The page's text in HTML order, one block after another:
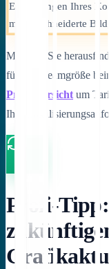
Einstellungen Ihres
maßgeschneiderte
Möchten Sie
für Ihre Teamgröße
Preisübersicht um
Ihre
Profi-